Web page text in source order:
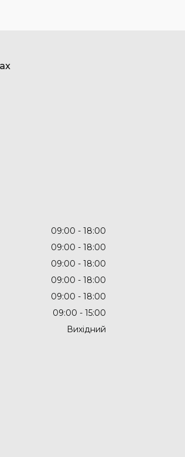
09:00
18:00
09:00
18:00
09:00
18:00
09:00
18:00
09:00
18:00
09:00
15:00
Вихідний